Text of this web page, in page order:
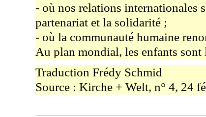
- où nos relations internationales
partenariat et la solidarité ;
- où la communauté humaine
Au plan mondial, les enfants sont
Traduction Frédy Schmid
Source : Kirche + Welt, n° 4, 24